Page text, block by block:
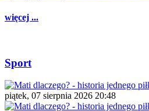
więcej ...
Sport
piątek, 07 sierpnia 2026 20:48